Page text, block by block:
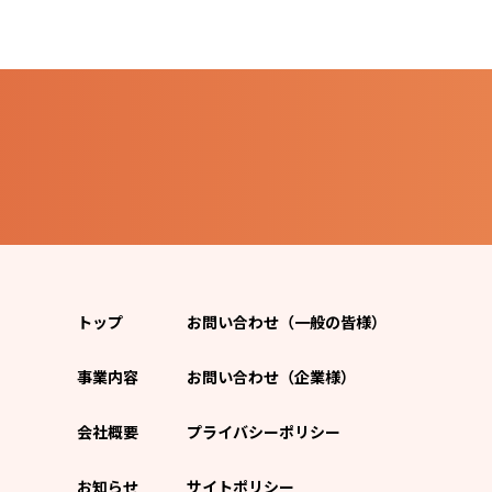
トップ
事業内容
会社概要
お知らせ
お問い合わせ（一般の皆様）
お問い合わせ（企業様）
プライバシーポリシー
サイトポリシー